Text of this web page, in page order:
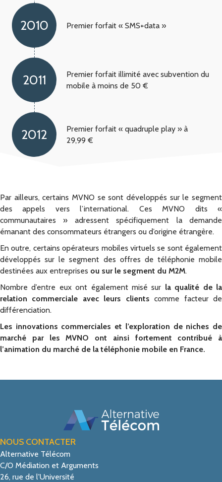
2010 Premier forfait « SMS+data »
2011
Premier forfait illimité avec subvention du
mobile à moins de 50 €
2012
Premier forfait « quadruple play » à
29,99 €
Par ailleurs, certains MVNO se sont développés sur le segment
des appels vers l’international. Ces MVNO dits «
communautaires » adressent spécifiquement la demande
émanant des consommateurs étrangers ou d’origine étrangère.
En outre, certains opérateurs mobiles virtuels se sont également
développés sur le segment des offres de téléphonie mobile
destinées aux entreprises ou sur le segment du M2M.
Nombre d’entre eux ont également misé sur la qualité de la
relation commerciale avec leurs clients comme facteur de
différenciation.
Les innovations commerciales et l’exploration de niches de
marché par les MVNO ont ainsi fortement contribué à
l’animation du marché de la téléphonie mobile en France.
NOUS CONTACTER
Alternative Télécom
C/O Médiation et Arguments
26, rue de l'Université